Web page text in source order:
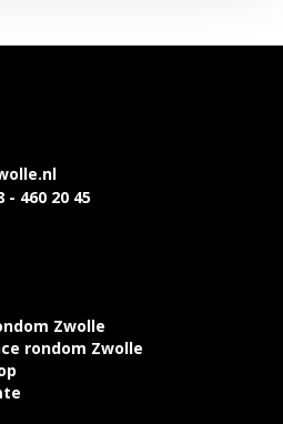
- 460 20 45
Zwolle
rondom Zwolle